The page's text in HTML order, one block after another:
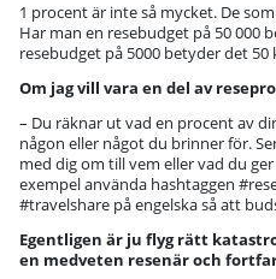
1 procent är inte så mycket. De
Har man en resebudget på 50 000
resebudget på 5000 betyder det
Om jag vill vara en del av
– Du räknar ut vad en procent av
någon eller något du brinner för.
med dig om till vem eller vad du
exempel använda hashtaggen
#travelshare på engelska så att
Egentligen är ju flyg rätt
en medveten resenär och